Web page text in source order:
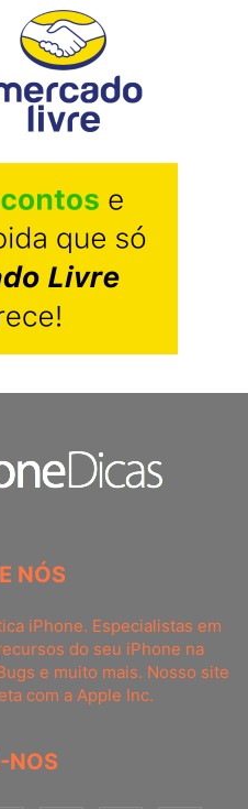
NÓS
iPhone. Especialistas em
do seu iPhone na
e muito mais. Nosso site
com a Apple Inc.
NOS